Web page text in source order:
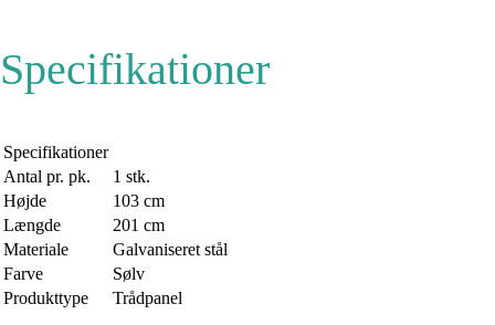
Specifikationer
Specifikationer
Antal pr. pk.
1 stk.
Højde
103 cm
Længde
201 cm
Materiale
Galvaniseret stål
Farve
Sølv
Produkttype
Trådpanel